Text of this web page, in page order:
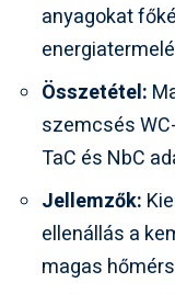
anyagokat
Összetétel:
szemcsés
TaC és NbC
Jellemzők:
ellenállás a
magas